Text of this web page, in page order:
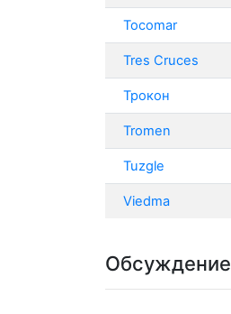
Tocomar
Tres Cruces
Трокон
Tromen
Tuzgle
Viedma
Обсуждение